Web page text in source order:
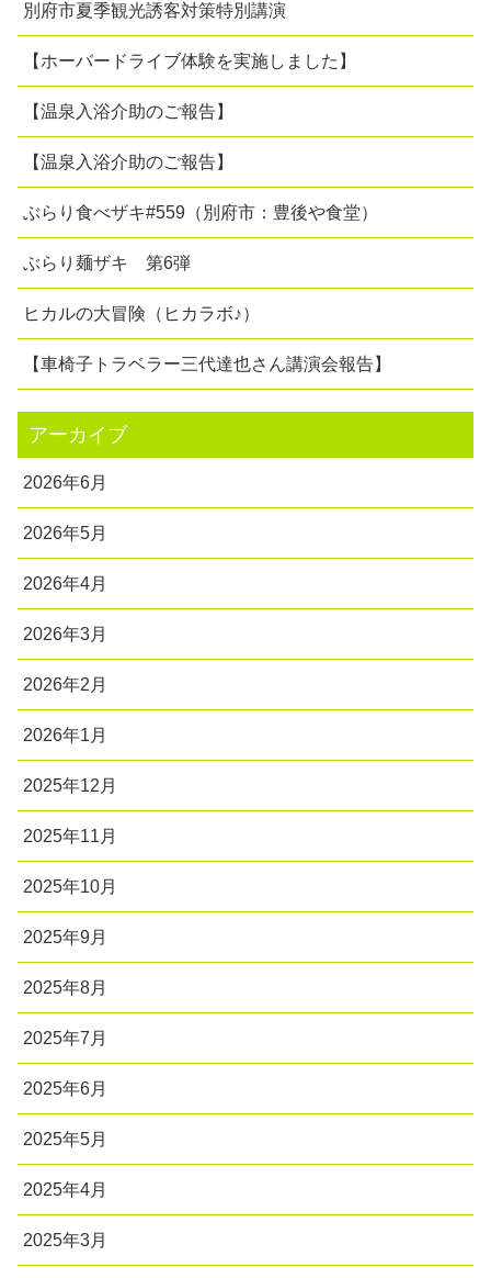
別府市夏季観光誘客対策特別講演
【ホーバードライブ体験を実施しました】
【温泉入浴介助のご報告】
【温泉入浴介助のご報告】
ぶらり食べザキ#559（別府市：豊後や食堂）
ぶらり麺ザキ 第6弾
ヒカルの大冒険（ヒカラボ♪）
【車椅子トラベラー三代達也さん講演会報告】
アーカイブ
2026年6月
2026年5月
2026年4月
2026年3月
2026年2月
2026年1月
2025年12月
2025年11月
2025年10月
2025年9月
2025年8月
2025年7月
2025年6月
2025年5月
2025年4月
2025年3月